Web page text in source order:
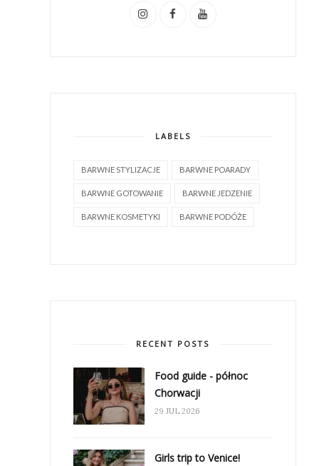
LABELS
BARWNE STYLIZACJE BARWNE POARADY
BARWNE GOTOWANIE BARWNE JEDZENIE
BARWNE KOSMETYKI BARWNE PODÓŻE
RECENT POSTS
Food guide - północ
Chorwacji
29 JUL 2026
Girls trip to Venice!